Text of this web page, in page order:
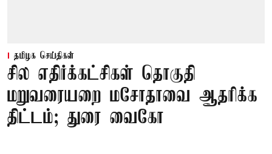
தமிழக செய்திகள்
சில எதிர்க்கட்சிகள் தொகுதி
மறுவரையறை மசோதாவை ஆதரிக்க
திட்டம்; துரை வைகோ